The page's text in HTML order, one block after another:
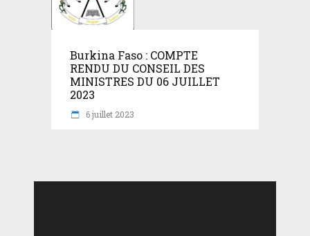
Burkina Faso : COMPTE
RENDU DU CONSEIL DES
MINISTRES DU 06 JUILLET
2023
6 juillet 2023